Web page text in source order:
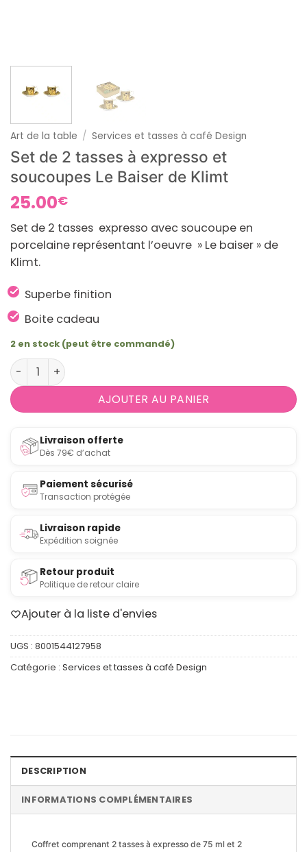
Art de la table / Services et tasses à café Design
Set de 2 tasses à expresso et
soucoupes Le Baiser de Klimt
25.00€
Set de 2 tasses expresso avec soucoupe en
porcelaine représentant l’oeuvre » Le baiser » de
Klimt.
Superbe finition
Boite cadeau
2 en stock (peut être commandé)
quantité de Set de 2 tasses à expresso et soucoupes
AJOUTER AU PANIER
Livraison offerte
Dès 79€ d’achat
Paiement sécurisé
Transaction protégée
Livraison rapide
Expédition soignée
Retour produit
Politique de retour claire
Ajouter à la liste d'envies
UGS : 8001544127958
Catégorie : Services et tasses à café Design
DESCRIPTION
INFORMATIONS COMPLÉMENTAIRES
Coffret comprenant 2 tasses à expresso de 75 ml et 2